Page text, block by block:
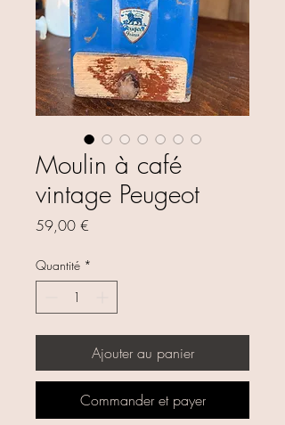
Moulin à café
vintage Peugeot
59,00 €
Quantité *
Ajouter au panier
Commander et payer